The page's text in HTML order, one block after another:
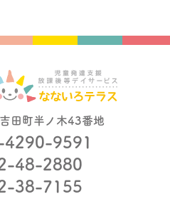
田町半ノ木43番地
4290-9591
48-2880
38-7155